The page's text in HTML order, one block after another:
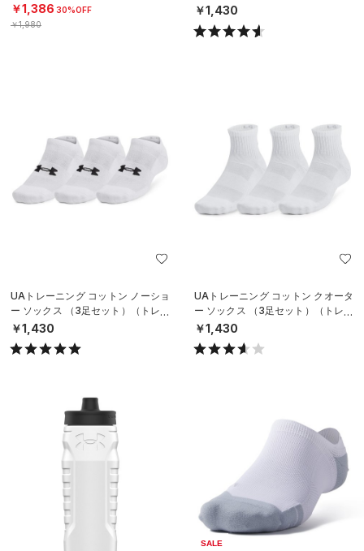
￥1,386 30%OFF
￥1,980
ニング/UNISEX）
￥1,430
UAトレーニング コットン ノーショ
ー ソックス （3足セット）（トレー
ニング/UNISEX）
￥1,430
UAトレーニング コットン クオータ
ー ソックス （3足セット）（トレー
ニング/UNISEX）
￥1,430
SALE